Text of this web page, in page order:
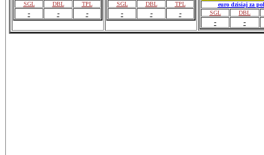
SGL
DBL TPL
- - -
SGL
DBL TPL
- - -
euro dzisiaj za
SGL
DBL
- -